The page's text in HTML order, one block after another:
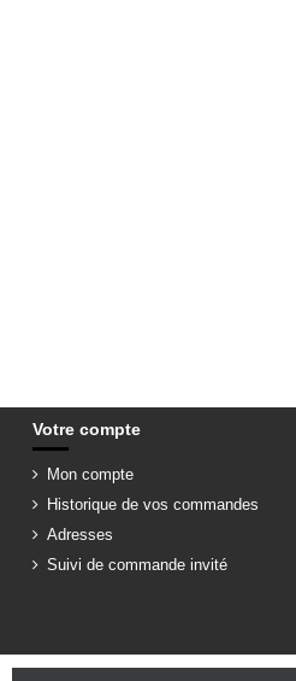
Votre compte
Mon compte
Historique de vos commandes
Adresses
Suivi de commande invité